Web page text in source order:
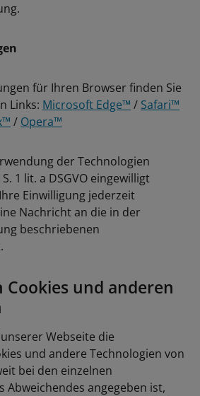
für Ihren Browser finden Sie
Links: Microsoft Edge™ / Safari™
/ Opera™
der Technologien
1 lit. a DSGVO eingewilligt
Einwilligung jederzeit
Nachricht an die in der
beschriebenen
Cookies und anderen
Webseite die
und andere Technologien von
bei den einzelnen
Abweichendes angegeben ist,